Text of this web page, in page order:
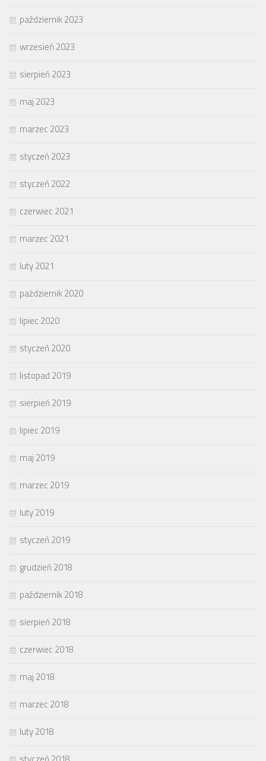
październik 2023
wrzesień 2023
sierpień 2023
maj 2023
marzec 2023
styczeń 2023
styczeń 2022
czerwiec 2021
marzec 2021
luty 2021
październik 2020
lipiec 2020
styczeń 2020
listopad 2019
sierpień 2019
lipiec 2019
maj 2019
marzec 2019
luty 2019
styczeń 2019
grudzień 2018
październik 2018
sierpień 2018
czerwiec 2018
maj 2018
marzec 2018
luty 2018